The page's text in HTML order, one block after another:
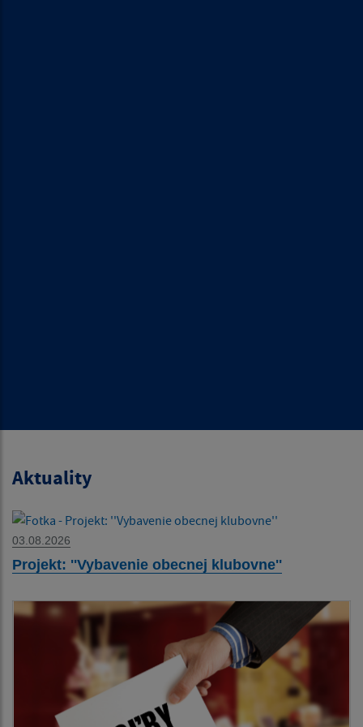
Aktuality
03.08.2026
Projekt: ''Vybavenie obecnej klubovne''